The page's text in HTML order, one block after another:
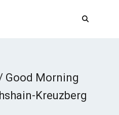
Good Morning
Kreuzberg